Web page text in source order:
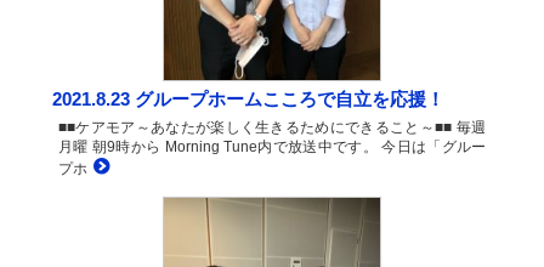
2021.8.23 グループホームこころで自立を応援！
■■ケアモア～あなたが楽しく生きるためにできること～■■ 毎週
月曜 朝9時から Morning Tune内で放送中です。 今日は「グルー
プホ